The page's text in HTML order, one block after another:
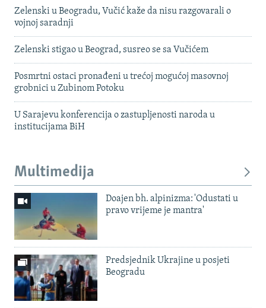
Zelenski u Beogradu, Vučić kaže da nisu razgovarali o
vojnoj saradnji
Zelenski stigao u Beograd, susreo se sa Vučićem
Posmrtni ostaci pronađeni u trećoj mogućoj masovnoj
grobnici u Zubinom Potoku
U Sarajevu konferencija o zastupljenosti naroda u
institucijama BiH
Multimedija
Doajen bh. alpinizma: 'Odustati u
pravo vrijeme je mantra'
Predsjednik Ukrajine u posjeti
Beogradu